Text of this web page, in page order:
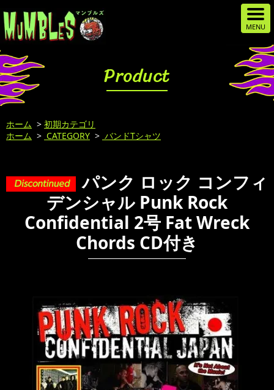
Product
ホーム > 初期カテゴリ
ホーム > CATEGORY > バンドTシャツ
パンク ロック コンフィ
デンシャル Punk Rock
Confidential 2号 Fat Wreck
Chords CD付き